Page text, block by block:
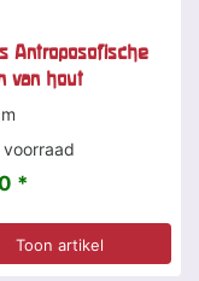
Antroposofische
van hout
*
Toon artikel